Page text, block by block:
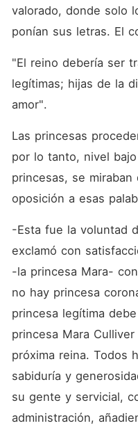
valorado, donde solo
ponían sus letras. El
"El reino debería ser
legítimas; hijas de la
amor".
Las princesas
por lo tanto, nivel
princesas, se
oposición a esas
-Esta fue la voluntad
exclamó con
-la princesa Mara-
no hay princesa
princesa legítima
princesa Mara
próxima reina. Todos
sabiduría y
su gente y servicial,
administración,